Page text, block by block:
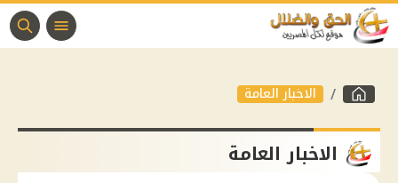
الاخبار العامة
الاخبار العامة